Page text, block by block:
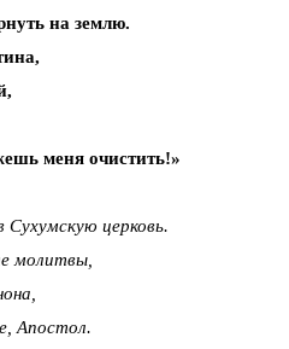
на землю.
меня очистить!»
церковь.
молитвы,
Апостол.